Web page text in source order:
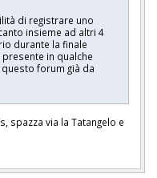
di registrare uno
insieme ad altri 4
durante la finale
presente in qualche
forum già da
spazza via la Tatangelo e